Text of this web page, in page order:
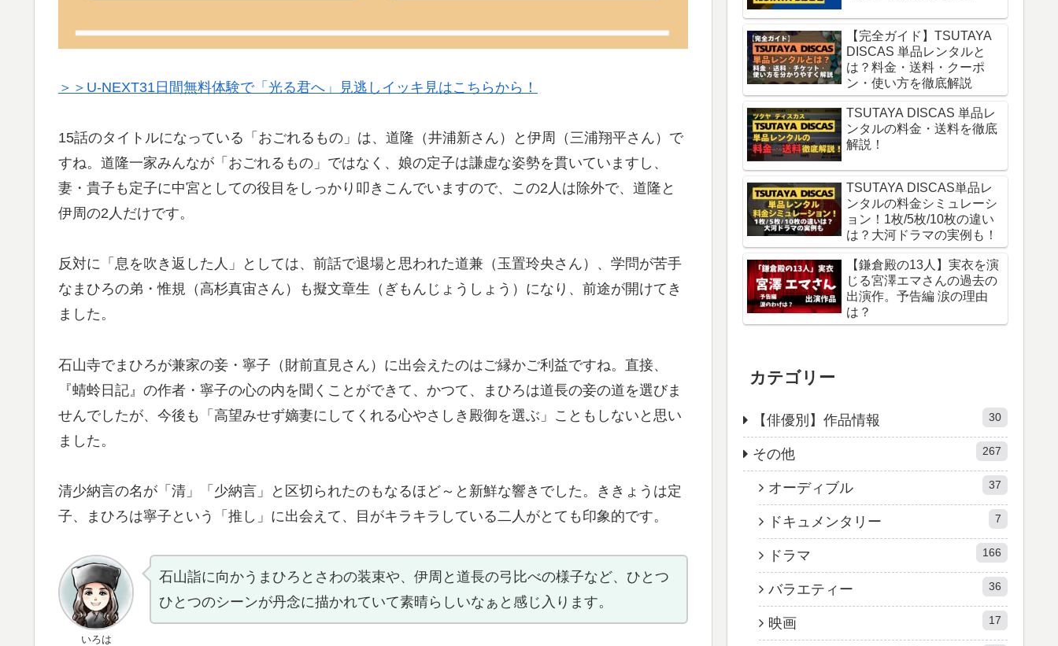
＞＞U-NEXT31日間無料体験で「光る君へ」見逃しイッキ見はこちらから！
15話のタイトルになっている「おごれるもの」は、道隆（井浦新さん）と伊周（三浦翔平さん）で
すね。道隆一家みんなが「おごれるもの」ではなく、娘の定子は謙虚な姿勢を貫いていますし、
妻・貴子も定子に中宮としての役目をしっかり叩きこんでいますので、この2人は除外で、道隆と
伊周の2人だけです。
反対に「息を吹き返した人」としては、前話で退場と思われた道兼（玉置玲央さん）、学問が苦手
なまひろの弟・惟規（高杉真宙さん）も擬文章生（ぎもんじょうしょう）になり、前途が開けてき
ました。
石山寺でまひろが兼家の妾・寧子（財前直見さん）に出会えたのはご縁かご利益ですね。直接、
『蜻蛉日記』の作者・寧子の心の内を聞くことができて、かつて、まひろは道長の妾の道を選びま
せんでしたが、今後も「高望みせず嫡妻にしてくれる心やさしき殿御を選ぶ」こともしないと思い
ました。
清少納言の名が「清」「少納言」と区切られたのもなるほど～と新鮮な響きでした。ききょうは定
子、まひろは寧子という「推し」に出会えて、目がキラキラしている二人がとても印象的です。
いろは
石山詣に向かうまひろとさわの装束や、伊周と道長の弓比べの様子など、ひとつ
ひとつのシーンが丹念に描かれていて素晴らしいなぁと感じ入ります。
【完全ガイド】TSUTAYA
DISCAS 単品レンタルと
は？料金・送料・クーポ
ン・使い方を徹底解説
TSUTAYA DISCAS 単品レ
ンタルの料金・送料を徹底
解説！
TSUTAYA DISCAS単品レ
ンタルの料金シミュレーシ
ョン！1枚/5枚/10枚の違い
は？大河ドラマの実例も！
【鎌倉殿の13人】実衣を演
じる宮澤エマさんの過去の
出演作。予告編 涙の理由
は？
カテゴリー
【俳優別】作品情報 30
その他 267
オーディブル 37
ドキュメンタリー 7
ドラマ 166
バラエティー 36
映画 17